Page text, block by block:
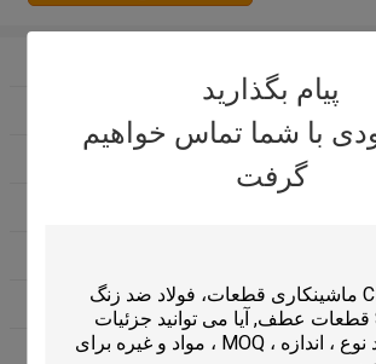
پیام بگذارید
با شما تماس خواهیم
گرفت
تخصصی
قطعات CNC تبدیل
لوازم جانبی حمام سخت افزار
سخت افزار ساخت و ساز